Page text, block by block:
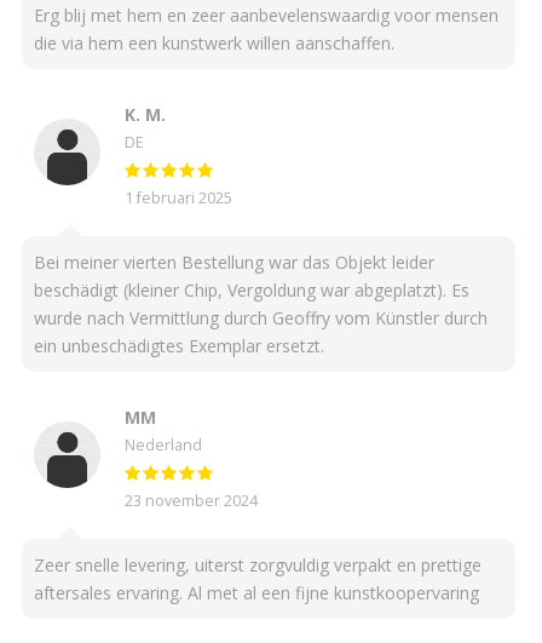
Erg blij met hem en zeer aanbevelenswaardig voor mensen
die via hem een kunstwerk willen aanschaffen.
K. M.
DE
1 februari 2025
Bei meiner vierten Bestellung war das Objekt leider
beschädigt (kleiner Chip, Vergoldung war abgeplatzt). Es
wurde nach Vermittlung durch Geoffry vom Künstler durch
ein unbeschädigtes Exemplar ersetzt.
MM
Nederland
23 november 2024
Zeer snelle levering, uiterst zorgvuldig verpakt en prettige
aftersales ervaring. Al met al een fijne kunstkoopervaring